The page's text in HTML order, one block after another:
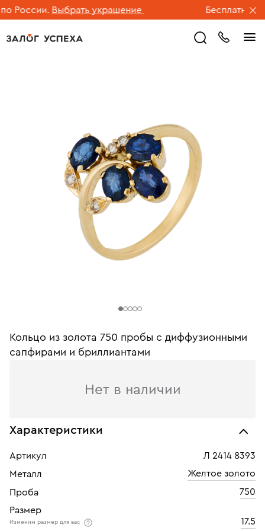
России. Выбрать украшение Бесплатная
Кольцо из золота 750 пробы c диффузионными
сапфирами и бриллиантами
Нет в наличии
Характеристики
Артикул
Л 2414 8393
Металл
Желтое золото
Проба
750
Размер
Изменим размер для вас
17.5